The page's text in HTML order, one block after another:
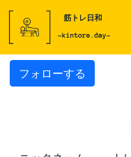
フォローする